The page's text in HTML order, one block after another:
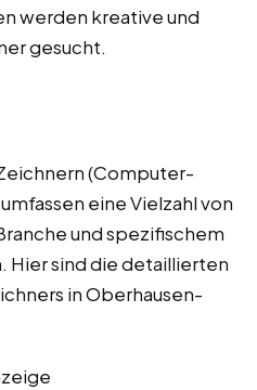
werden kreative und
gesucht.
(Computer-
eine Vielzahl von
und spezifischem
Hier sind die detaillierten
in Oberhausen-